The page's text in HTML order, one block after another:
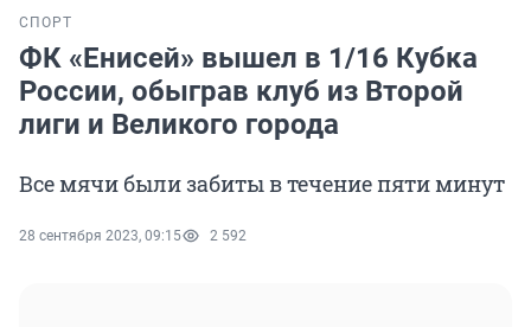
СПОРТ
ФК «Енисей» вышел в 1/16 Кубка
России, обыграв клуб из Второй
лиги и Великого города
Все мячи были забиты в течение пяти минут
28 сентября 2023, 09:15 2 592